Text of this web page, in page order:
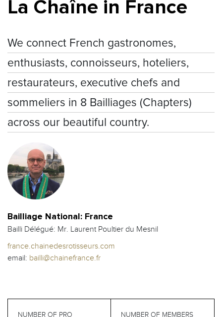
La Chaîne in France
We connect French gastronomes,
enthusiasts, connoisseurs, hoteliers,
restaurateurs, executive chefs and
sommeliers in 8 Bailliages (Chapters)
across our beautiful country.
Bailliage National: France
Bailli Délégué: Mr. Laurent Poultier du Mesnil
france.chainedesrotisseurs.com
email: bailli@chainefrance.fr
NUMBER OF PRO
NUMBER OF MEMBERS